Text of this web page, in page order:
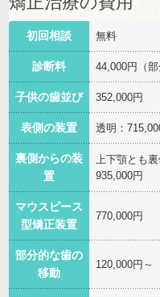
初回相談 無料
診断料 44,000円（部
子供の歯並び 352,000円
表側の装置 透明：
裏側からの装
置
上下顎とも
935,000円
マウスピース
型矯正装置
770,000円
部分的な歯の
移動
120,000円～